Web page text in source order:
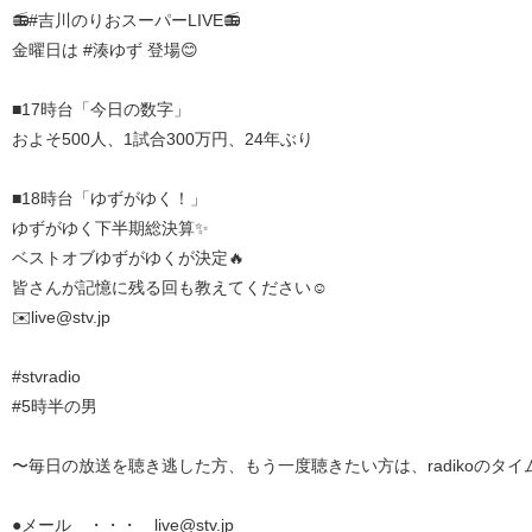
📻#吉川のりおスーパーLIVE📻
金曜日は #湊ゆず 登場😊
■17時台「今日の数字」
およそ500人、1試合300万円、24年ぶり
■18時台「ゆずがゆく！」
ゆずがゆく下半期総決算✨
ベストオブゆずがゆくが決定🔥
皆さんが記憶に残る回も教えてください☺️
✉️live@stv.jp
#stvradio
#5時半の男
〜毎日の放送を聴き逃した方、もう一度聴きたい方は、radikoのタイ
●メール ・・・ live@stv.jp